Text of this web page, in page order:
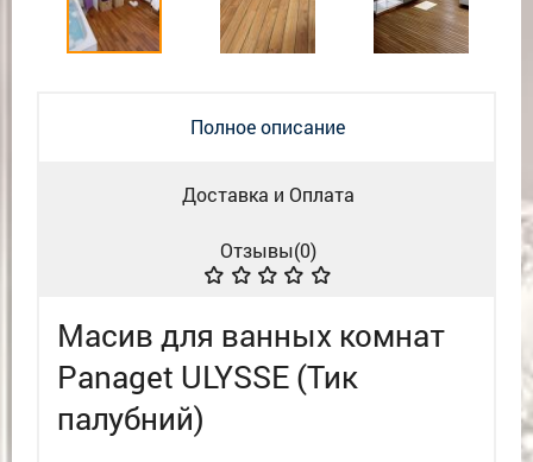
Полное описание
Доставка и Оплата
Отзывы(0)
Масив для ванных комнат
Panaget ULYSSE (Тик
палубний)